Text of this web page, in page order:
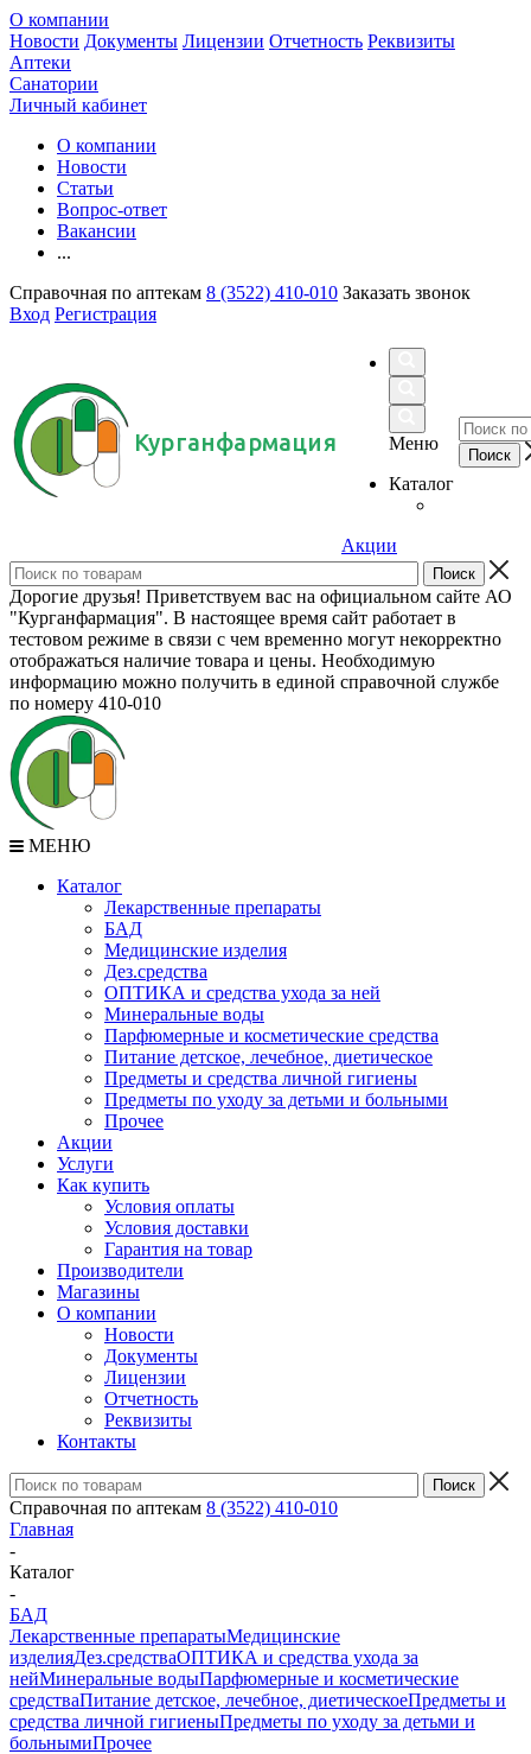
О компании
Новости Документы Лицензии Отчетность Реквизиты
Аптеки
Санатории
Личный кабинет
О компании
Новости
Статьи
Вопрос-ответ
Вакансии
...
Справочная по аптекам 8 (3522) 410-010 Заказать звонок
Вход Регистрация
Курганфармация
Меню
Каталог
Акции
Дорогие друзья! Приветствуем вас на официальном сайте АО
"Курганфармация". В настоящее время сайт работает в
тестовом режиме в связи с чем временно могут некорректно
отображаться наличие товара и цены. Необходимую
информацию можно получить в единой справочной службе
по номеру 410-010
МЕНЮ
Каталог
Лекарственные препараты
БАД
Медицинские изделия
Дез.средства
ОПТИКА и средства ухода за ней
Минеральные воды
Парфюмерные и косметические средства
Питание детское, лечебное, диетическое
Предметы и средства личной гигиены
Предметы по уходу за детьми и больными
Прочее
Акции
Услуги
Как купить
Условия оплаты
Условия доставки
Гарантия на товар
Производители
Магазины
О компании
Новости
Документы
Лицензии
Отчетность
Реквизиты
Контакты
Справочная по аптекам 8 (3522) 410-010
Главная
-
Каталог
-
БАД
Лекарственные препаратыМедицинские
изделияДез.средстваОПТИКА и средства ухода за
нейМинеральные водыПарфюмерные и косметические
средстваПитание детское, лечебное, диетическоеПредметы и
средства личной гигиеныПредметы по уходу за детьми и
больнымиПрочее